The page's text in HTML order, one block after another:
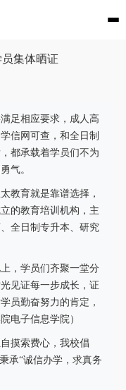
集体晒证
足相应要求，成人高
信网可查，和全日制
都承载着学员们不为
气。
教育就是靠谱选择，
的教育培训机构，主
全日制专升本、研究
，学员们齐聚一堂分
见证每一步成长，证
员勤奋努力的肯定，
电子信息学院）
摸索费心，我校倡
承“诚信办学，求真务